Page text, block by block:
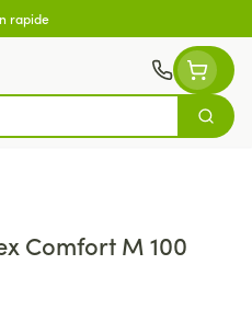
rapide
Comfort M 100